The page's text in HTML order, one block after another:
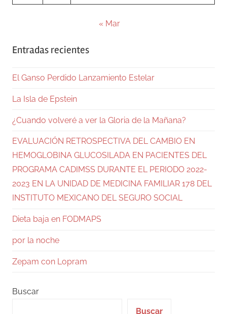
« Mar
Entradas recientes
El Ganso Perdido Lanzamiento Estelar
La Isla de Epstein
¿Cuando volveré a ver la Gloria de la Mañana?
EVALUACIÓN RETROSPECTIVA DEL CAMBIO EN
HEMOGLOBINA GLUCOSILADA EN PACIENTES DEL
PROGRAMA CADIMSS DURANTE EL PERIODO 2022-
2023 EN LA UNIDAD DE MEDICINA FAMILIAR 178 DEL
INSTITUTO MEXICANO DEL SEGURO SOCIAL
Dieta baja en FODMAPS
por la noche
Zepam con Lopram
Buscar
Buscar